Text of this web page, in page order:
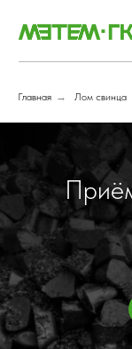
Главная → Лом свинца